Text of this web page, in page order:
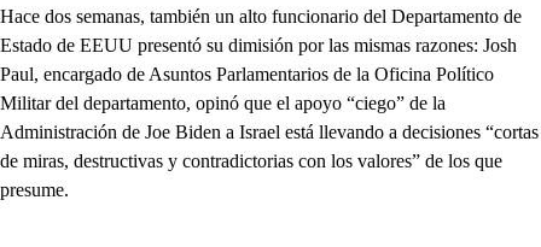
Hace dos semanas, también un alto funcionario del Departamento de
Estado de EEUU presentó su dimisión por las mismas razones: Josh
Paul, encargado de Asuntos Parlamentarios de la Oficina Político
Militar del departamento, opinó que el apoyo “ciego” de la
Administración de Joe Biden a Israel está llevando a decisiones “cortas
de miras, destructivas y contradictorias con los valores” de los que
presume.